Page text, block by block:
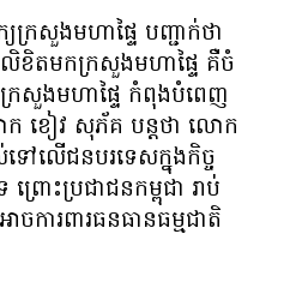
រសួង​មហាផ្ទៃ បញ្ជាក់​ថា
ខិត​មក​ក្រសួង​មហាផ្ទៃ គឺ​ចំ​
រសួង​មហាផ្ទៃ កំពុង​បំពេញ​
ក ខៀវ សុភ័គ បន្ត​ថា លោក
ៅ​លើ​ជន​បរទេស​ក្នុង​កិច្ច​
ព្រោះ​ប្រជាជន​កម្ពុជា រាប់​
ការពារ​ធនធាន​ធម្មជាតិ​